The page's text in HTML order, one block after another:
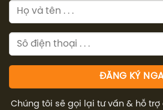
Chúng tôi sẽ gọi lại tư vấn & hỗ